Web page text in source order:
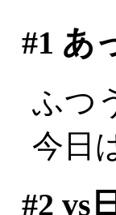
#1 あ
ふつ
今日
#2 vs